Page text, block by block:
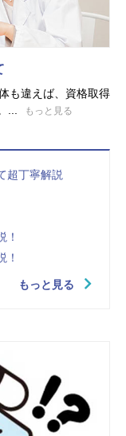
も違えば、資格取得
...
もっと見る
超丁寧解説
！
！
もっと見る